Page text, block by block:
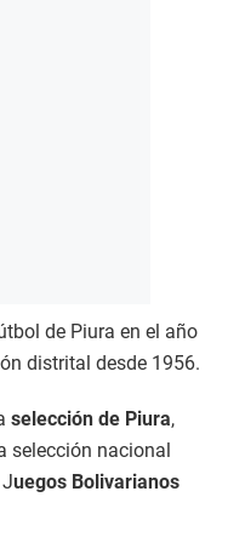
de Piura en el año
distrital desde 1956.
selección de Piura,
selección nacional
uegos Bolivarianos